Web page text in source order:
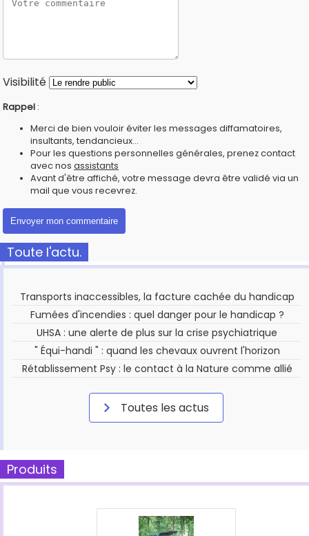
Visibilité
Rappel :
Merci de bien vouloir éviter les messages diffamatoires,
insultants, tendancieux...
Pour les questions personnelles générales, prenez contact
avec nos assistants
Avant d'être affiché, votre message devra être validé via un
mail que vous recevrez.
Toute l'actu.
Transports inaccessibles, la facture cachée du handicap
Fumées d'incendies : quel danger pour le handicap ?
UHSA : une alerte de plus sur la crise psychiatrique
" Équi-handi " : quand les chevaux ouvrent l'horizon
Rétablissement Psy : le contact à la Nature comme allié
Toutes les actus
Produits